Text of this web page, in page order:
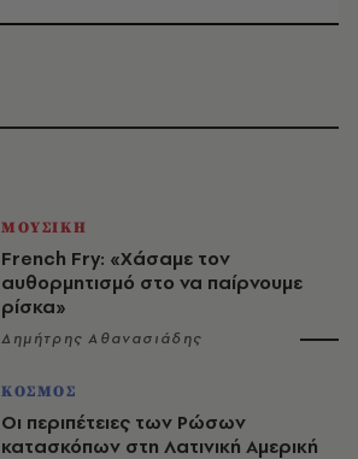
ΜΟΥΣΙΚΗ
French Fry: «Χάσαμε τον
αυθορμητισμό στο να παίρνουμε
ρίσκα»
Δημήτρης Αθανασιάδης
ΚΟΣΜΟΣ
Οι περιπέτειες των Ρώσων
κατασκόπων στη Λατινική Αμερική